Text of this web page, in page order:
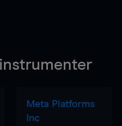
Meta Platforms
Inc